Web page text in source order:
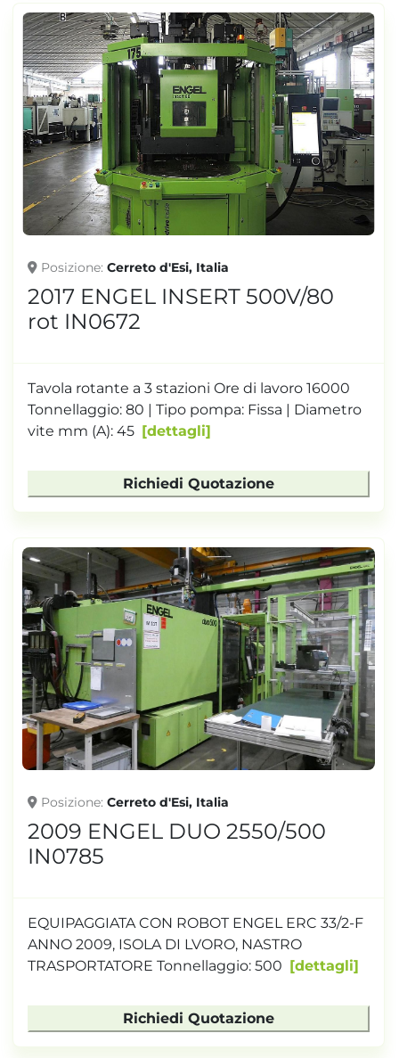
Posizione Cerreto d'Esi, Italia
2017 ENGEL INSERT 500V/80
rot IN0672
Tavola rotante a 3 stazioni Ore di lavoro 16000
Tonnellaggio: 80 | Tipo pompa: Fissa | Diametro
vite mm (A): 45
dettagli
Richiedi Quotazione
Posizione Cerreto d'Esi, Italia
2009 ENGEL DUO 2550/500
IN0785
EQUIPAGGIATA CON ROBOT ENGEL ERC 33/2-F
ANNO 2009, ISOLA DI LVORO, NASTRO
TRASPORTATORE Tonnellaggio: 500
dettagli
Richiedi Quotazione